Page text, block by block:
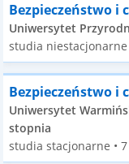
Bezpieczeństwo i
Uniwersytet
studia niestacjonarne
Bezpieczeństwo i
Uniwersytet
stopnia
studia stacjonarne •